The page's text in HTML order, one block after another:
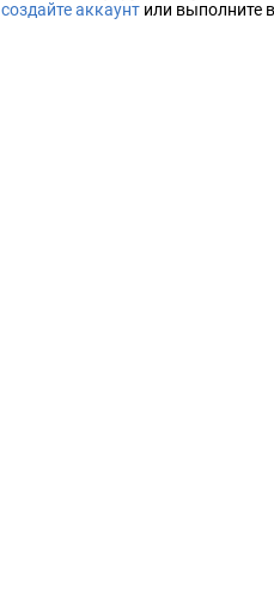
создайте аккаунт или выполните